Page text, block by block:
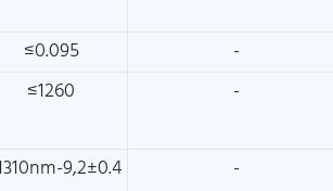
≤0.095 -
≤1260 -
9,2±0.4
-